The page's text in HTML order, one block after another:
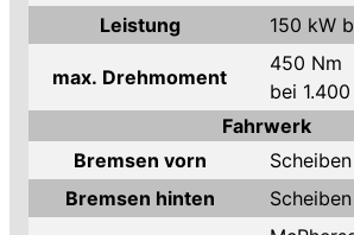
Leistung
150 kW
max. Drehmoment
450 Nm
bei
Fahrwerk
Bremsen vorn
Scheiben
Bremsen hinten
Scheiben